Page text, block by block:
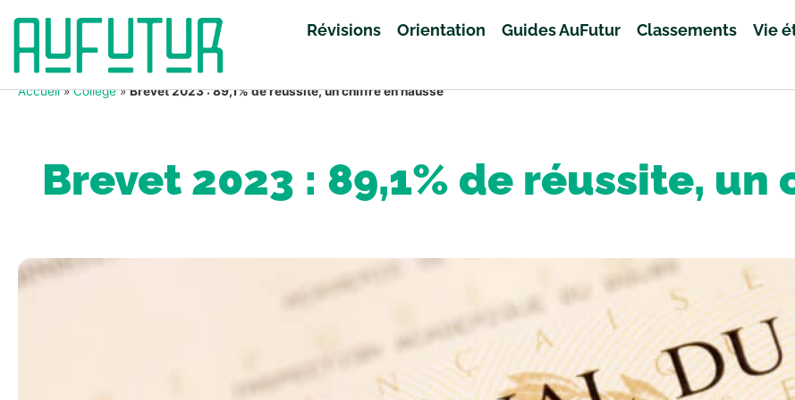
Révisions Orientation Guides AuFutur Classements Vie
Accueil»Collège»Brevet 2023 : 89,1% de réussite, un chiffre en hausse
Brevet 2023 : 89,1% de réussite, un